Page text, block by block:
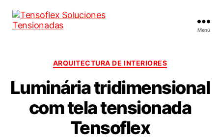
Menú
ARQUITECTURA DE INTERIORES
Luminária tridimensional
com tela tensionada
Tensoflex